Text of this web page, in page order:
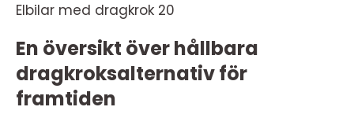
Elbilar med dragkrok 20
En översikt över hållbara
dragkroksalternativ för
framtiden